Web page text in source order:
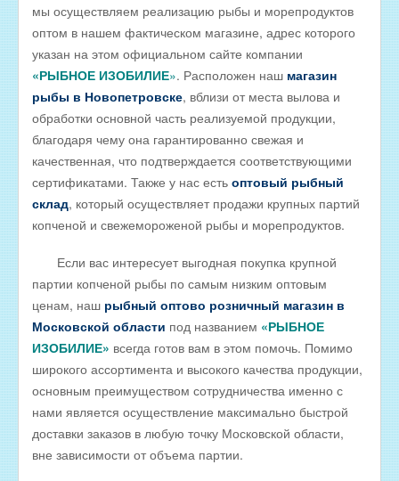
мы осуществляем реализацию рыбы и морепродуктов
оптом в нашем фактическом магазине, адрес которого
указан на этом официальном сайте компании
«РЫБНОЕ ИЗОБИЛИЕ». Расположен наш магазин
рыбы в Новопетровске, вблизи от места вылова и
обработки основной часть реализуемой продукции,
благодаря чему она гарантированно свежая и
качественная, что подтверждается соответствующими
сертификатами. Также у нас есть оптовый рыбный
склад, который осуществляет продажи крупных партий
копченой и свежемороженой рыбы и морепродуктов.
Если вас интересует выгодная покупка крупной
партии копченой рыбы по самым низким оптовым
ценам, наш рыбный оптово розничный магазин в
Московской области под названием «РЫБНОЕ
ИЗОБИЛИЕ» всегда готов вам в этом помочь. Помимо
широкого ассортимента и высокого качества продукции,
основным преимуществом сотрудничества именно с
нами является осуществление максимально быстрой
доставки заказов в любую точку Московской области,
вне зависимости от объема партии.